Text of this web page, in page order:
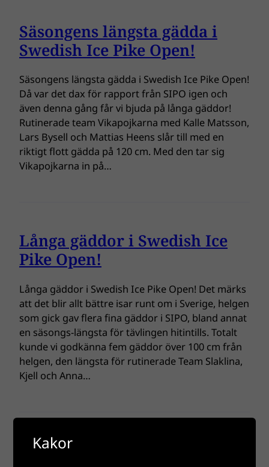
Säsongens längsta gädda i
Swedish Ice Pike Open!
Säsongens längsta gädda i Swedish Ice Pike Open!
Då var det dax för rapport från SIPO igen och
även denna gång får vi bjuda på långa gäddor!
Rutinerade team Vikapojkarna med Kalle Matsson,
Lars Bysell och Mattias Heens slår till med en
riktigt flott gädda på 120 cm. Med den tar sig
Vikapojkarna in på…
Långa gäddor i Swedish Ice
Pike Open!
Långa gäddor i Swedish Ice Pike Open! Det märks
att det blir allt bättre isar runt om i Sverige, helgen
som gick gav flera fina gäddor i SIPO, bland annat
en säsongs-längsta för tävlingen hitintills. Totalt
kunde vi godkänna fem gäddor över 100 cm från
helgen, den längsta för rutinerade Team Slaklina,
Kjell och Anna…
Ny fiskar godkända i Swedish
Kakor